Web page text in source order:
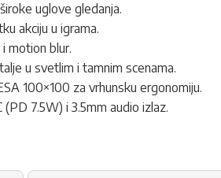
uglove gledanja.
akciju u igrama.
motion blur.
u svetlim i tamnim scenama.
100×100 za vrhunsku ergonomiju.
7.5W) i 3.5mm audio izlaz.